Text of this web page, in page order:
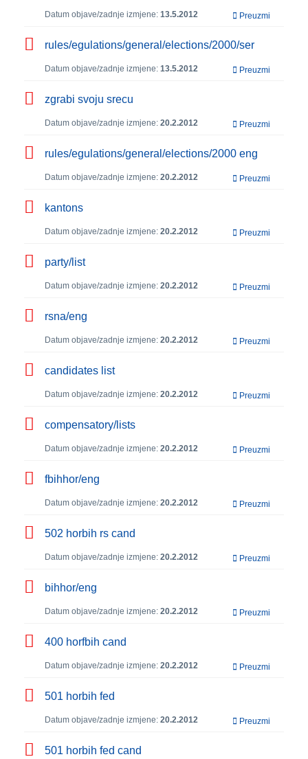
Datum objave/zadnje izmjene: 13.5.2012 Preuzmi
rules/egulations/general/elections/2000/ser
Datum objave/zadnje izmjene: 13.5.2012 Preuzmi
zgrabi svoju srecu
Datum objave/zadnje izmjene: 20.2.2012 Preuzmi
rules/egulations/general/elections/2000 eng
Datum objave/zadnje izmjene: 20.2.2012 Preuzmi
kantons
Datum objave/zadnje izmjene: 20.2.2012 Preuzmi
party/list
Datum objave/zadnje izmjene: 20.2.2012 Preuzmi
rsna/eng
Datum objave/zadnje izmjene: 20.2.2012 Preuzmi
candidates list
Datum objave/zadnje izmjene: 20.2.2012 Preuzmi
compensatory/lists
Datum objave/zadnje izmjene: 20.2.2012 Preuzmi
fbihhor/eng
Datum objave/zadnje izmjene: 20.2.2012 Preuzmi
502 horbih rs cand
Datum objave/zadnje izmjene: 20.2.2012 Preuzmi
bihhor/eng
Datum objave/zadnje izmjene: 20.2.2012 Preuzmi
400 horfbih cand
Datum objave/zadnje izmjene: 20.2.2012 Preuzmi
501 horbih fed
Datum objave/zadnje izmjene: 20.2.2012 Preuzmi
501 horbih fed cand